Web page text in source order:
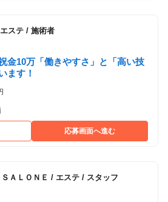
エステ / 施術者
金10万「働きやすさ」と「高い技
ます！
応募画面へ進む
ＡＬＯＮＥ / エステ / スタッフ